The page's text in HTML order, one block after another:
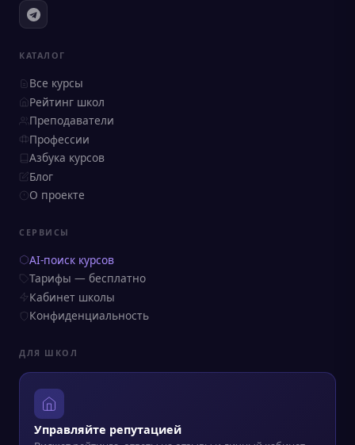
КАТАЛОГ
Все курсы
Рейтинг школ
Преподаватели
Профессии
Азбука курсов
Блог
О проекте
СЕРВИСЫ
AI-поиск курсов
Тарифы — бесплатно
Кабинет школы
Конфиденциальность
ДЛЯ ШКОЛ
Управляйте репутацией